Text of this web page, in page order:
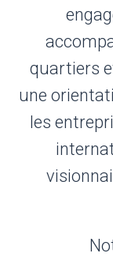
quartiers
une
les